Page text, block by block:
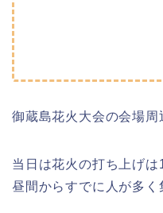
御蔵島花火大会の会場周
当日は花火の打ち上げ
昼間からすでに人が多く